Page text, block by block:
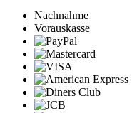
Nachnahme
Vorauskasse